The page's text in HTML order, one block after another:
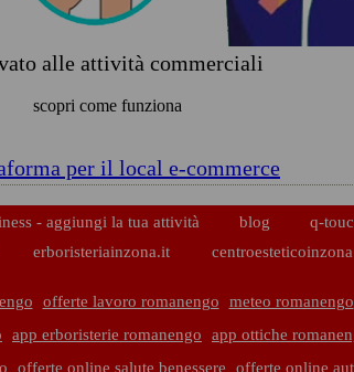
alle attività commerciali
scopri come funziona
per il local e-commerce
- aggiungi la tua attività blog
q-
erboristeriainzona.it
offerte lavoro romanengo
meteo romanengo
app erboristerie romanengo
app ottiche
offerte online salute benessere offerte online